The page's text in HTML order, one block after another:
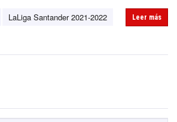
LaLiga Santander 2021-2022
Leer más